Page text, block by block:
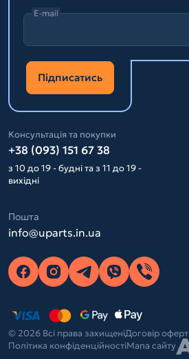
E-mail
Підписатись
Консультація та покупки
+38 (093) 151 67 38
з 10 до 19 - будні та з 11 до 19 -
вихідні
Пошта
info@uparts.in.ua
© 2026 Всі права захищеніДоговір
Політика конфіденційностіМапа сайту